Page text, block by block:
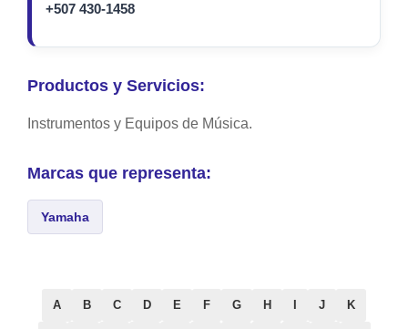
+507 430-1458
Productos y Servicios:
Instrumentos y Equipos de Música.
Marcas que representa:
Yamaha
A B C D E F G H J K